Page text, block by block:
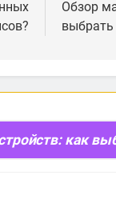
Обзор
как